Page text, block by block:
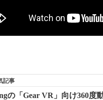
記事
の「Gear VR」向け360度